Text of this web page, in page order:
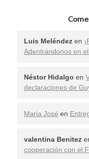
Luis Meléndez en
Adentrándonos en
Néstor Hidalgo en
declaraciones de
Maria José en
valentina Benitez
cooperación con el